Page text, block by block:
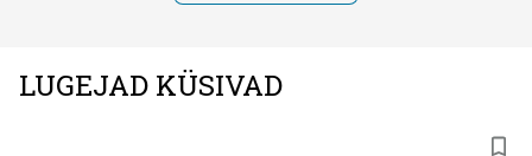
LUGEJAD KÜSIVAD